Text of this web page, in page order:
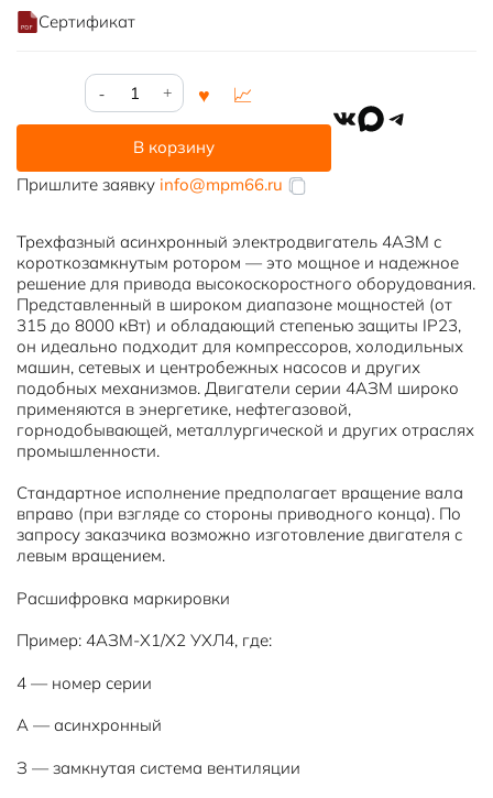
Сертификат
Количество
товара
В корзину
VKMAXTelegram
Пришлите заявку info@mpm66.ru
Трехфазный асинхронный электродвигатель 4АЗМ с
короткозамкнутым ротором — это мощное и надежное
решение для привода высокоскоростного оборудования.
Представленный в широком диапазоне мощностей (от
315 до 8000 кВт) и обладающий степенью защиты IP23,
он идеально подходит для компрессоров, холодильных
машин, сетевых и центробежных насосов и других
подобных механизмов. Двигатели серии 4АЗМ широко
применяются в энергетике, нефтегазовой,
горнодобывающей, металлургической и других отраслях
промышленности.
Стандартное исполнение предполагает вращение вала
вправо (при взгляде со стороны приводного конца). По
запросу заказчика возможно изготовление двигателя с
левым вращением.
Расшифровка маркировки
Пример: 4АЗМ-Х1/Х2 УХЛ4, где:
4 — номер серии
А — асинхронный
З — замкнутая система вентиляции